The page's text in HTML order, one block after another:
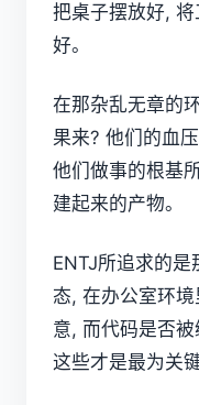
把桌子摆放好,
好。
在那杂乱无章的
果来? 他们的血
他们做事的根基
建起来的产物。
ENTJ所追求的
态, 在办公室环
意, 而代码是否
这些才是最为关